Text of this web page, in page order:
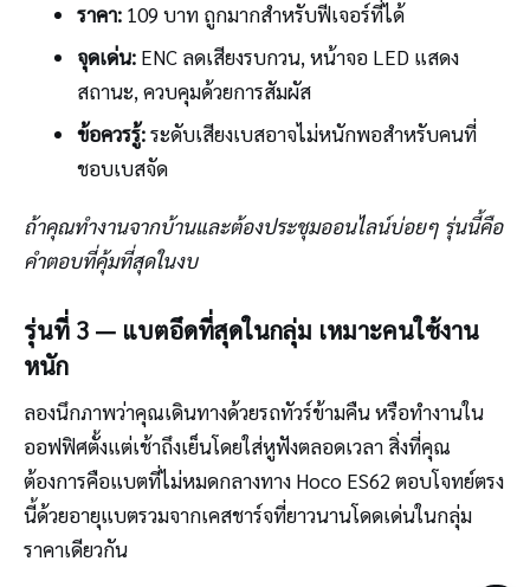
ราคา:109 บาท ถูกมากสำหรับฟีเจอร์ที่ได้
จุดเด่น:ENC ลดเสียงรบกวน, หน้าจอ LED แสดง
สถานะ, ควบคุมด้วยการสัมผัส
ข้อควรรู้:ระดับเสียงเบสอาจไม่หนักพอสำหรับคนที่
ชอบเบสจัด
ถ้าคุณทำงานจากบ้านและต้องประชุมออนไลน์บ่อยๆ รุ่นนี้คือ
คำตอบที่คุ้มที่สุดในงบ
รุ่นที่ 3 — แบตอึดที่สุดในกลุ่ม เหมาะคนใช้งาน
หนัก
ลองนึกภาพว่าคุณเดินทางด้วยรถทัวร์ข้ามคืน หรือทำงานใน
ออฟฟิศตั้งแต่เช้าถึงเย็นโดยใส่หูฟังตลอดเวลา สิ่งที่คุณ
ต้องการคือแบตที่ไม่หมดกลางทาง Hoco ES62 ตอบโจทย์ตรง
นี้ด้วยอายุแบตรวมจากเคสชาร์จที่ยาวนานโดดเด่นในกลุ่ม
ราคาเดียวกัน